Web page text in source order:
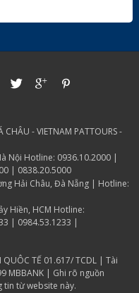
- VIETNAM PATTOURS -
Nội Hotline: 0936.10.2000 |
| 0838.20.5000
Hải Châu, Đà Nẵng | Hotline:
Hiền, HCM Hotline:
| 0984.53.1233 |
TẾ 01.617/ TCDL | Tài
MBBANK | Ghi rõ nguồn
tin từ website này.